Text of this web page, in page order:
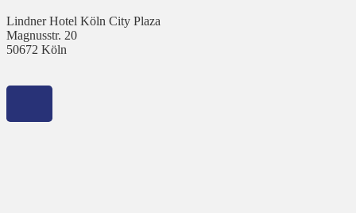
Lindner Hotel Köln City Plaza
Magnusstr. 20
50672 Köln